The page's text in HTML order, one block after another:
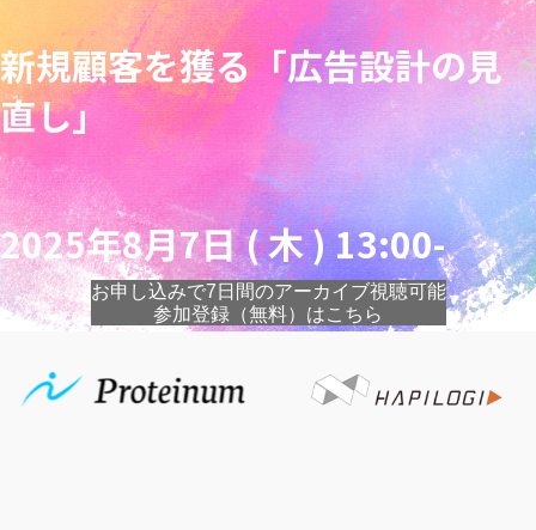
新規顧客を獲る「広告設計の見
直し」
2025年8月7日 ( 木 ) 13:00-
お申し込みで7日間のアーカイブ視聴可能
参加登録（無料）はこちら